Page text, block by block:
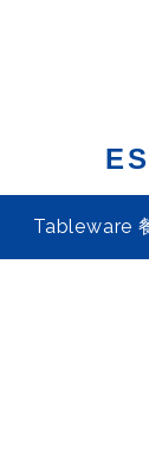
Tableware